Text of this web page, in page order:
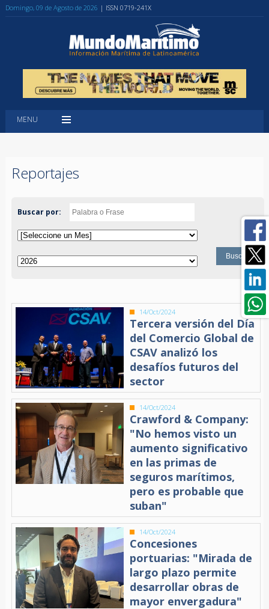
Domingo, 09 de Agosto de 2026 | ISSN 0719-241X
MENU
Reportajes
Buscar por:
14/Oct/2024
Tercera versión del Día
del Comercio Global de
CSAV analizó los
desafíos futuros del
sector
14/Oct/2024
Crawford & Company:
"No hemos visto un
aumento significativo
en las primas de
seguros marítimos,
pero es probable que
suban"
14/Oct/2024
Concesiones
portuarias: "Mirada de
largo plazo permite
desarrollar obras de
mayor envergadura"